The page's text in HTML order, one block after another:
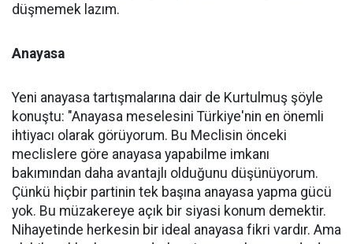
düşmemek lazım.
Anayasa
Yeni anayasa tartışmalarına dair de Kurtulmuş şöyle
konuştu: "Anayasa meselesini Türkiye'nin en önemli
ihtiyacı olarak görüyorum. Bu Meclisin önceki
meclislere göre anayasa yapabilme imkanı
bakımından daha avantajlı olduğunu düşünüyorum.
Çünkü hiçbir partinin tek başına anayasa yapma gücü
yok. Bu müzakereye açık bir siyasi konum demektir.
Nihayetinde herkesin bir ideal anayasa fikri vardır. Ama